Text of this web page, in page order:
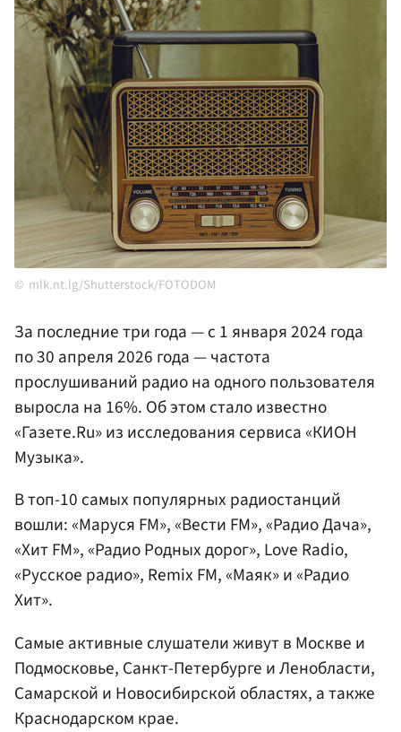
mlk.nt.lg/Shutterstock/FOTODOM
За последние три года — с 1 января 2024 года
по 30 апреля 2026 года — частота
прослушиваний радио на одного пользователя
выросла на 16%. Об этом стало известно
«Газете.Ru» из исследования сервиса «КИОН
Музыка».
В топ-10 самых популярных радиостанций
вошли: «Маруся FM», «Вести FM», «Радио Дача»,
«Хит FM», «Радио Родных дорог», Love Radio,
«Русское радио», Remix FM, «Маяк» и «Радио
Хит».
Самые активные слушатели живут в Москве и
Подмосковье, Санкт-Петербурге и Ленобласти,
Самарской и Новосибирской областях, а также
Краснодарском крае.